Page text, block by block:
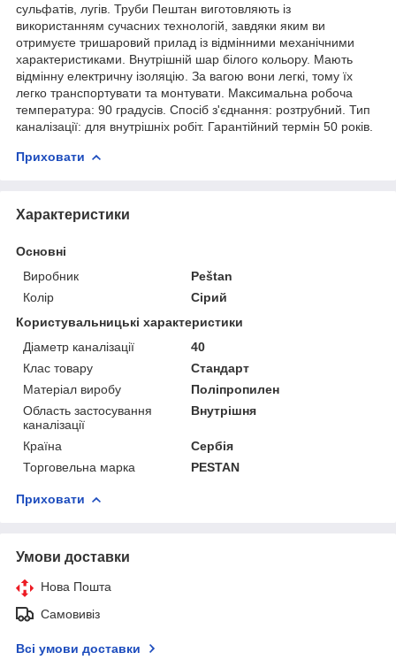
сульфатів, лугів. Труби Пештан виготовляють із
використанням сучасних технологій, завдяки яким ви
отримуєте тришаровий прилад із відмінними механічними
характеристиками. Внутрішній шар білого кольору. Мають
відмінну електричну ізоляцію. За вагою вони легкі, тому їх
легко транспортувати та монтувати. Максимальна робоча
температура: 90 градусів. Спосіб з'єднання: розтрубний. Тип
каналізації: для внутрішніх робіт. Гарантійний термін 50 років.
Приховати
Характеристики
Основні
Виробник
Peštan
Колір
Сірий
Користувальницькі характеристики
Діаметр каналізації
40
Клас товару
Стандарт
Матеріал виробу
Поліпропилен
Область застосування
каналізації
Внутрішня
Країна
Сербія
Торговельна марка
PESTAN
Приховати
Умови доставки
Нова Пошта
Самовивіз
Всі умови доставки